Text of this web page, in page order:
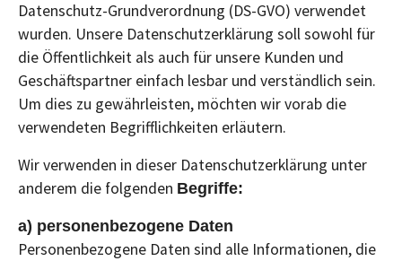
Datenschutz-Grundverordnung (DS-GVO) verwendet
wurden. Unsere Datenschutzerklärung soll sowohl für
die Öffentlichkeit als auch für unsere Kunden und
Geschäftspartner einfach lesbar und verständlich sein.
Um dies zu gewährleisten, möchten wir vorab die
verwendeten Begrifflichkeiten erläutern.
Wir verwenden in dieser Datenschutzerklärung unter
anderem die folgenden Begriffe:
a) personenbezogene Daten
Personenbezogene Daten sind alle Informationen, die